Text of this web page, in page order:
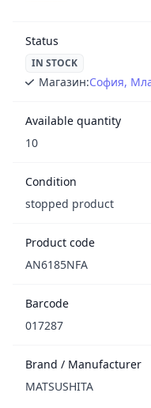
Status
IN STOCK
Магазин:София,
Available quantity
10
Condition
stopped product
Product code
AN6185NFA
Barcode
017287
Brand / Manufacturer
MATSUSHITA